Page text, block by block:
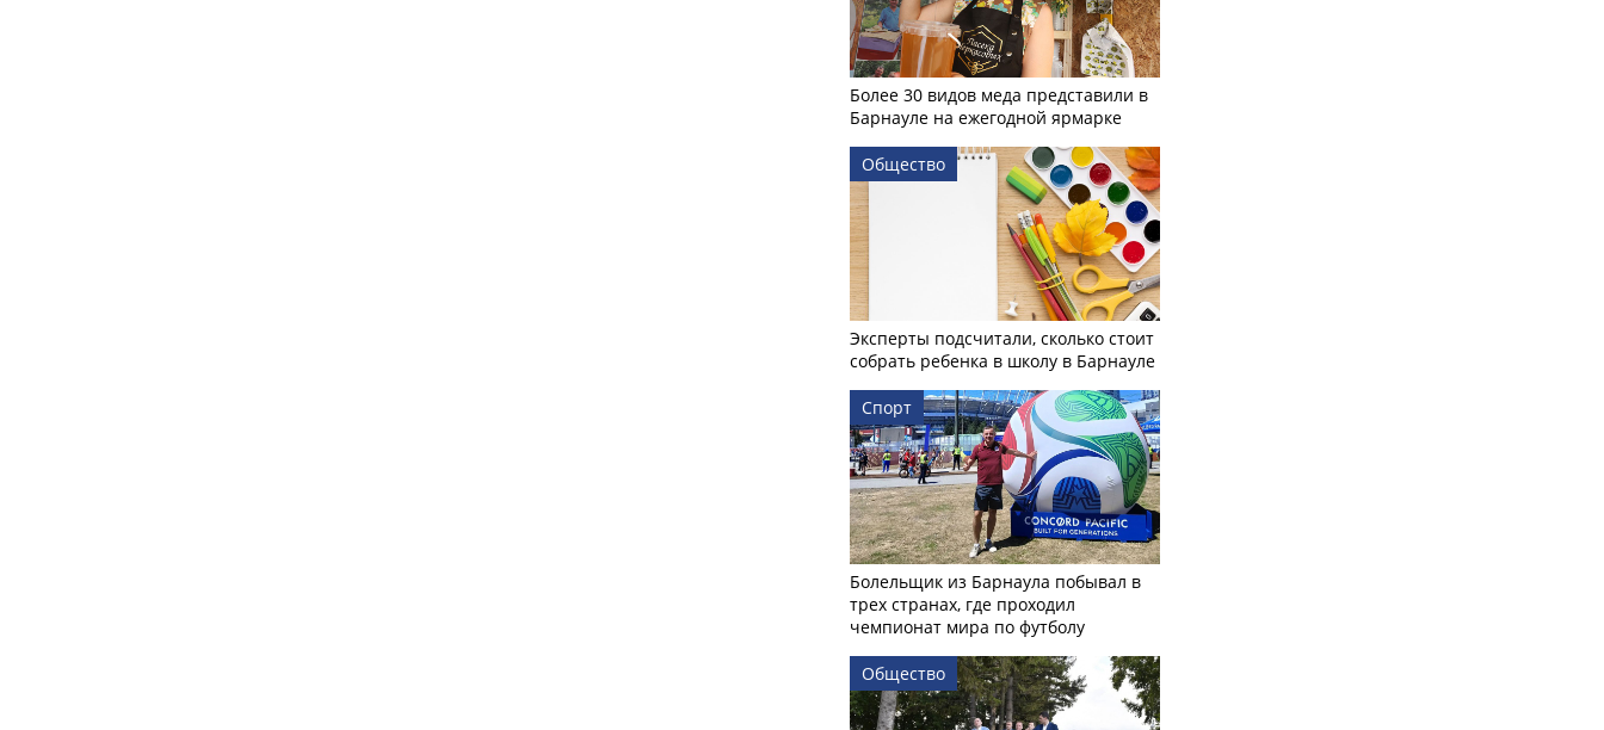
Более 30 видов меда представили в
Барнауле на ежегодной ярмарке
Общество
Эксперты подсчитали, сколько стоит
собрать ребенка в школу в Барнауле
Спорт
Болельщик из Барнаула побывал в
трех странах, где проходил
чемпионат мира по футболу
Общество